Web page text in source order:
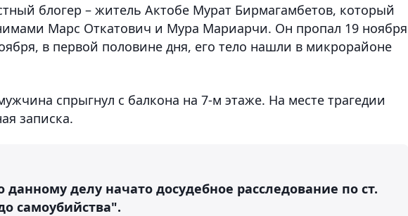
блогер – житель Актобе Мурат Бирмагамбетов, который
Марс Откатович и Мура Мариарчи. Он пропал 19 ноября
в первой половине дня, его тело нашли в микрорайоне
спрыгнул с балкона на 7-м этаже. На месте трагедии
записка.
делу начато досудебное расследование по ст.
самоубийства".